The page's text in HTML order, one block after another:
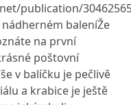
publication/
baleníŽe
na první
poštovní
v balíčku je pečlivě
a krabice je ještě